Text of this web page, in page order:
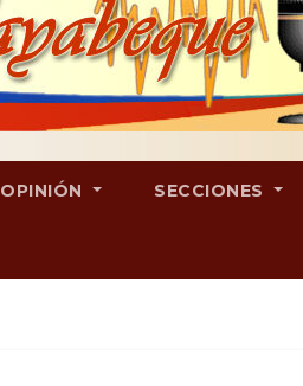
OPINIÓN SECCIONES